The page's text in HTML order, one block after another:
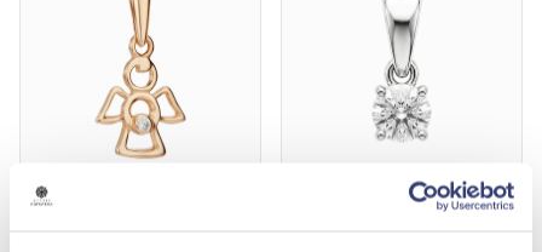
Підвіска з білого золота